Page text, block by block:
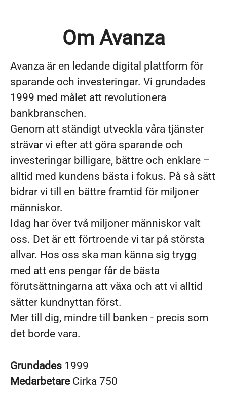
Om Avanza
Avanza är en ledande digital plattform för
sparande och investeringar. Vi grundades
1999 med målet att revolutionera
bankbranschen.
Genom att ständigt utveckla våra tjänster
strävar vi efter att göra sparande och
investeringar billigare, bättre och enklare –
alltid med kundens bästa i fokus. På så sätt
bidrar vi till en bättre framtid för miljoner
människor.
Idag har över två miljoner människor valt
oss. Det är ett förtroende vi tar på största
allvar. Hos oss ska man känna sig trygg
med att ens pengar får de bästa
förutsättningarna att växa och att vi alltid
sätter kundnyttan först.
Mer till dig, mindre till banken - precis som
det borde vara.
Grundades 1999
Medarbetare Cirka 750